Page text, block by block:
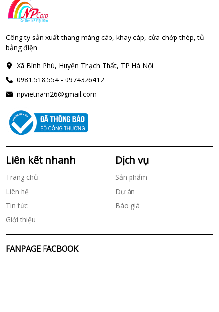
Công ty sản xuất thang máng cáp, khay cáp, cửa chớp thép, tủ
bảng điện
Xã Bình Phú, Huyện Thạch Thất, TP Hà Nội
0981.518.554 - 0974326412
npvietnam26@gmail.com
Liên kết nhanh
Trang chủ
Liên hệ
Tin tức
Giới thiệu
Dịch vụ
Sản phẩm
Dự án
Báo giá
FANPAGE FACBOOK